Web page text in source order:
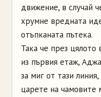
движение, в случай
хрумне вредната
отъпканата пътека.
Така че през
из първия етаж,
за миг от тази
царете на чамовите